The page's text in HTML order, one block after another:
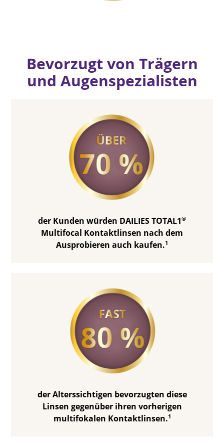
Bevorzugt von Trägern
und Augenspezialisten
der Kunden würden DAILIES TOTAL1®
Multifocal Kontaktlinsen nach dem
Ausprobieren auch kaufen.1
der Alterssichtigen bevorzugten diese
Linsen gegenüber ihren vorherigen
multifokalen Kontaktlinsen.1